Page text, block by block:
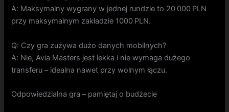
A: Maksymalny wygrany w jednej rundzie to 20 000 PLN
przy maksymalnym zakładzie 1000 PLN.
Q: Czy gra zużywa dużo danych mobilnych?
A: Nie, Avia Masters jest lekka i nie wymaga dużego
transferu – idealna nawet przy wolnym łączu.
Odpowiedzialna gra – pamiętaj o budżecie